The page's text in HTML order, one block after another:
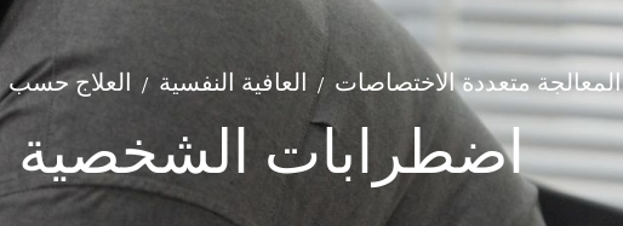
المعالجة متعددة الاختصاصات / العافية النفسية / العلاج حسب
اضطرابات الشخصية